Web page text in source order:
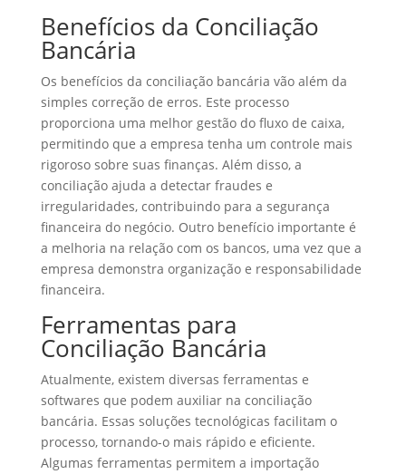
Benefícios da Conciliação
Bancária
Os benefícios da conciliação bancária vão além da
simples correção de erros. Este processo
proporciona uma melhor gestão do fluxo de caixa,
permitindo que a empresa tenha um controle mais
rigoroso sobre suas finanças. Além disso, a
conciliação ajuda a detectar fraudes e
irregularidades, contribuindo para a segurança
financeira do negócio. Outro benefício importante é
a melhoria na relação com os bancos, uma vez que a
empresa demonstra organização e responsabilidade
financeira.
Ferramentas para
Conciliação Bancária
Atualmente, existem diversas ferramentas e
softwares que podem auxiliar na conciliação
bancária. Essas soluções tecnológicas facilitam o
processo, tornando-o mais rápido e eficiente.
Algumas ferramentas permitem a importação